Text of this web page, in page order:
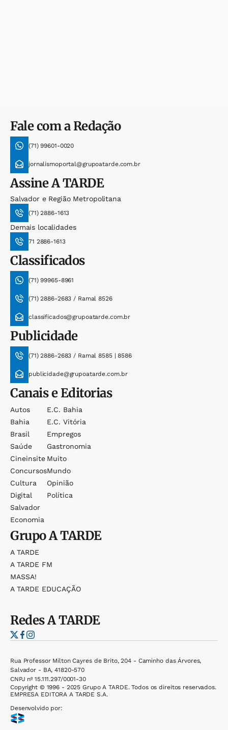
Fale com a Redação
(71) 99601-0020
jornalismoportal@grupoatarde.com.br
AssineA TARDE
Salvador e Região Metropolitana
(71) 2886-1613
Demais localidades
71 2886-1613
Classificados
(71) 99965-8961
(71) 2886-2683 / Ramal 8526
classificados@grupoatarde.com.br
Publicidade
(71) 2886-2683 / Ramal 8585 | 8586
publicidade@grupoatarde.com.br
Canais e Editorias
Autos
Bahia
Brasil
Saúde
Cineinsite
Concursos
Cultura
Digital
Salvador
Economia
E.c. Bahia
E.c. Vitória
Empregos
Gastronomia
Muito
Mundo
Opinião
Política
GrupoA TARDE
A TARDE
A TARDE FM
MASSA!
A TARDE EDUCAÇÃO
RedesA TARDE
Rua Professor Milton Cayres de Brito, 204 - Caminho das Árvores,
Salvador - BA, 41820-570
CNPJ nº 15.111.297/0001-30
Copyright © 1996 - 2025 Grupo A TARDE. Todos os direitos reservados.
EMPRESA EDITORA A TARDE S.A.
Desenvolvido por: